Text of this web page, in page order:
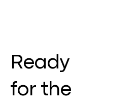
Ready
for the